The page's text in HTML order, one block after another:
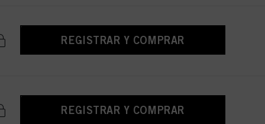
REGISTRAR Y COMPRAR
REGISTRAR Y COMPRAR